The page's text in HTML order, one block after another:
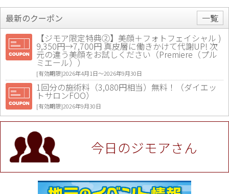
最新のクーポン
一覧
【ジモア限定特典②】美顔＋フォトフェイシャル )
9,350円→7,700円 真皮層に働きかけて代謝UP! 次
元の違う美顔をお試しください（Premiere（プル
ミエール））
[有効期限]2026年4月1日〜2026年9月30日
1回分の施術料（3,080円相当）無料！（ダイエッ
トサロンFOO）
[有効期限]2026年9月30日
値段提示後「ジモア見た」で更に買い取り金額 U
P！※チケットと新品商品は除く（大黒屋 高田馬場
駅前店）
[有効期限]2026年9月30日
★ジモア限定特典★ お会計より全品5％OFF（ナチ
ュラル＆ハンドメイドショップ［マキマキ］）
[有効期限]2026年9月30日まで
今日のジモアさん